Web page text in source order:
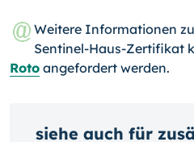
Weitere Informationen
Sentinel-Haus-Zertifikat
Roto angefordert werden.
siehe auch für